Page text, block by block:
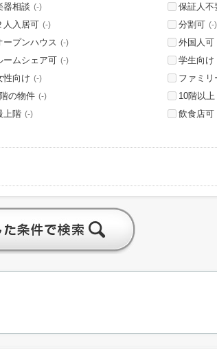
器相談 (-) 保証人不
人入居可 (-) 分割可 (-)
ープンハウス (-) 外国人可
ームシェア可 (-) 学生向け
性向け (-) ファミリ
の物件 (-) 10階以上
上階 (-) 飲食店可